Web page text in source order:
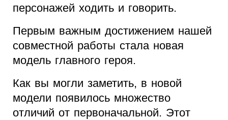
персонажей ходить и говорить.
Первым важным достижением нашей
совместной работы стала новая
модель главного героя.
Как вы могли заметить, в новой
модели появилось множество
отличий от первоначальной. Этот